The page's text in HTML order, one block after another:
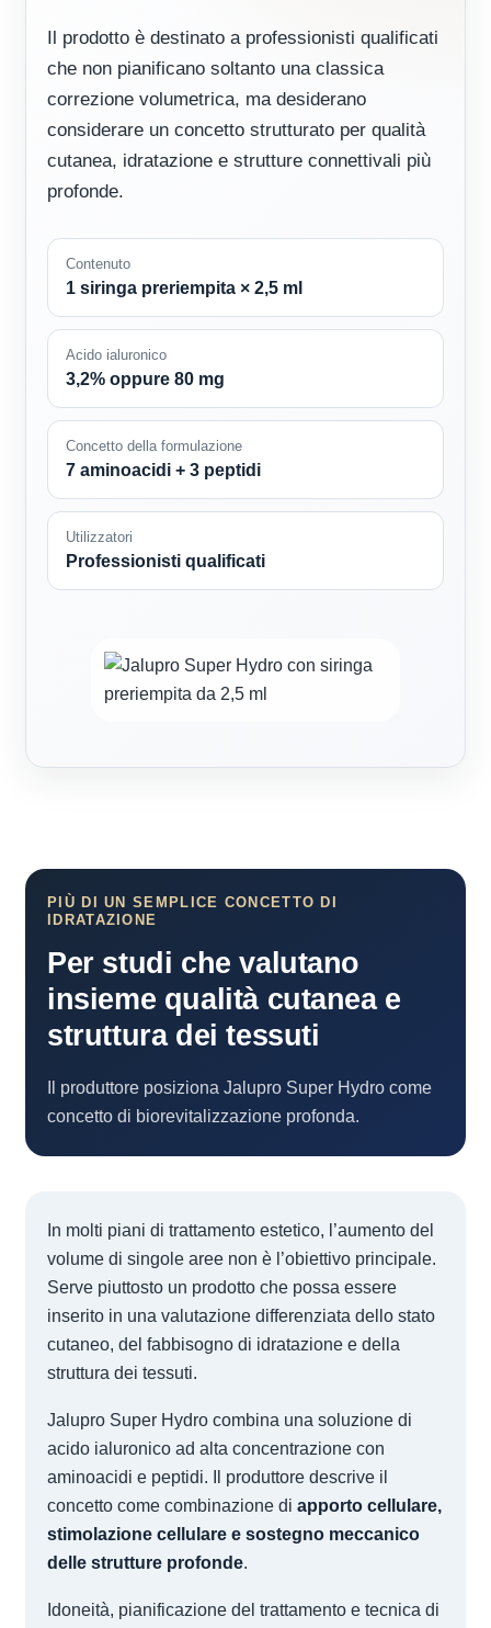
Il prodotto è destinato a professionisti qualificati
che non pianificano soltanto una classica
correzione volumetrica, ma desiderano
considerare un concetto strutturato per qualità
cutanea, idratazione e strutture connettivali più
profonde.
Contenuto
1 siringa preriempita × 2,5 ml
Acido ialuronico
3,2% oppure 80 mg
Concetto della formulazione
7 aminoacidi + 3 peptidi
Utilizzatori
Professionisti qualificati
PIÙ DI UN SEMPLICE CONCETTO DI
IDRATAZIONE
Per studi che valutano
insieme qualità cutanea e
struttura dei tessuti
Il produttore posiziona Jalupro Super Hydro come
concetto di biorevitalizzazione profonda.
In molti piani di trattamento estetico, l’aumento del
volume di singole aree non è l’obiettivo principale.
Serve piuttosto un prodotto che possa essere
inserito in una valutazione differenziata dello stato
cutaneo, del fabbisogno di idratazione e della
struttura dei tessuti.
Jalupro Super Hydro combina una soluzione di
acido ialuronico ad alta concentrazione con
aminoacidi e peptidi. Il produttore descrive il
concetto come combinazione di apporto cellulare,
stimolazione cellulare e sostegno meccanico
delle strutture profonde.
Idoneità, pianificazione del trattamento e tecnica di